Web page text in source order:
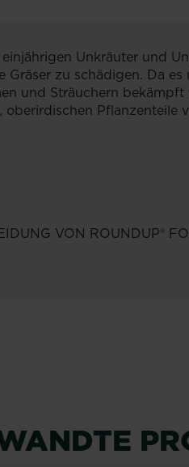
Unkräuter und
zu schädigen. Da
und Sträuchern
VON ROUNDUP®